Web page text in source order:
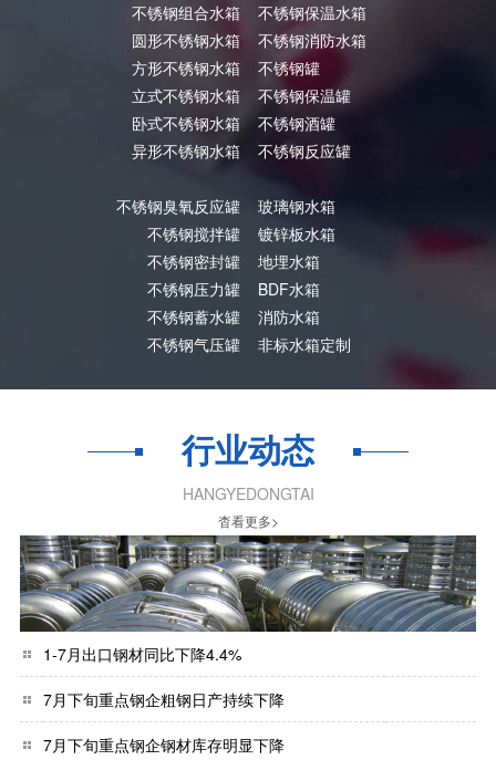
不锈钢组合水箱
圆形不锈钢水箱
方形不锈钢水箱
立式不锈钢水箱
卧式不锈钢水箱
异形不锈钢水箱
不锈钢臭氧反应罐
不锈钢搅拌罐
不锈钢密封罐
不锈钢压力罐
不锈钢蓄水罐
不锈钢气压罐
不锈钢保温水箱
不锈钢消防水箱
不锈钢罐
不锈钢保温罐
不锈钢酒罐
不锈钢反应罐
玻璃钢水箱
镀锌板水箱
地埋水箱
BDF水箱
消防水箱
非标水箱定制
行业动态
HANGYEDONGTAI
杳看更多>
1-7月出口钢材同比下降4.4%
7月下旬重点钢企粗钢日产持续下降
7月下旬重点钢企钢材库存明显下降